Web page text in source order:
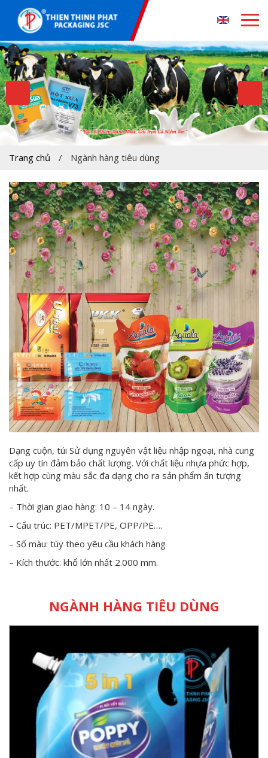
Trang chủ / Ngành hàng tiêu dùng
Dạng cuộn, túi Sử dụng nguyên vật liệu nhập ngoại, nhà cung
cấp uy tín đảm bảo chất lượng. Với chất liệu nhựa phức hợp,
kết hợp cùng màu sắc đa dạng cho ra sản phẩm ấn tượng
nhất.
– Thời gian giao hàng: 10 – 14 ngày.
– Cấu trúc: PET/MPET/PE, OPP/PE….
– Số màu: tùy theo yêu cầu khách hàng
– Kích thước: khổ lớn nhất 2.000 mm.
NGÀNH HÀNG TIÊU DÙNG